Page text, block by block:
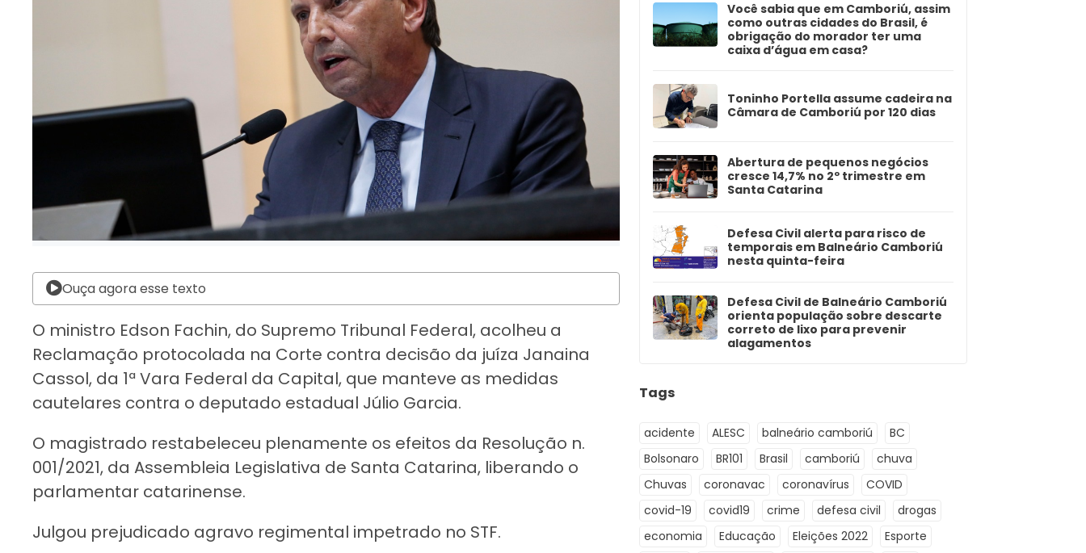
Ouça agora esse texto
O ministro Edson Fachin, do Supremo Tribunal Federal, acolheu a
Reclamação protocolada na Corte contra decisão da juíza Janaina
Cassol, da 1ª Vara Federal da Capital, que manteve as medidas
cautelares contra o deputado estadual Júlio Garcia.
O magistrado restabeleceu plenamente os efeitos da Resolução n.
001/2021, da Assembleia Legislativa de Santa Catarina, liberando o
parlamentar catarinense.
Julgou prejudicado agravo regimental impetrado no STF.
Você sabia que em Camboriú, assim
como outras cidades do Brasil, é
obrigação do morador ter uma
caixa d’água em casa?
Toninho Portella assume cadeira na
Câmara de Camboriú por 120 dias
Abertura de pequenos negócios
cresce 14,7% no 2º trimestre em
Santa Catarina
Defesa Civil alerta para risco de
temporais em Balneário Camboriú
nesta quinta-feira
Defesa Civil de Balneário Camboriú
orienta população sobre descarte
correto de lixo para prevenir
alagamentos
Tags
acidente ALESC balneário camboriú
BC
Bolsonaro
BR101 Brasil camboriú
chuva
Chuvas
coronavac coronavírus
COVID
covid-19
covid19 crime defesa civil
drogas
economia
Educação Eleições 2022
Esporte